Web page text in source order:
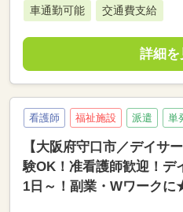
車通勤可能 交通費支給
詳細を
看護師 福祉施設 派遣 単
【大阪府守口市／デイ
験OK！准看護師歓迎！デ
1日～！副業・Wワーク